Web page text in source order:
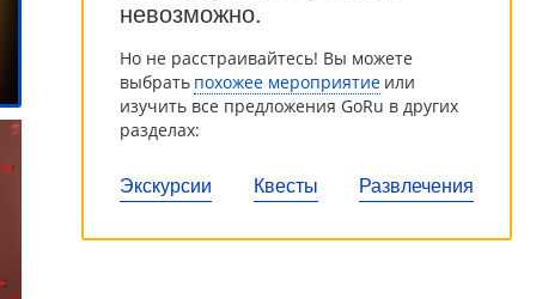
невозможно.
Но не расстраивайтесь! Вы можете
выбрать похожее мероприятие или
изучить все предложения GoRu в других
разделах:
Экскурсии Квесты Развлечения